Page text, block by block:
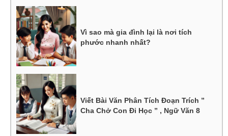
Vì sao mà gia đình lại là nơi tích
phước nhanh nhất?
Viết Bài Văn Phân Tích Đoạn Trích ”
Cha Chở Con Đi Học ” , Ngữ Văn 8